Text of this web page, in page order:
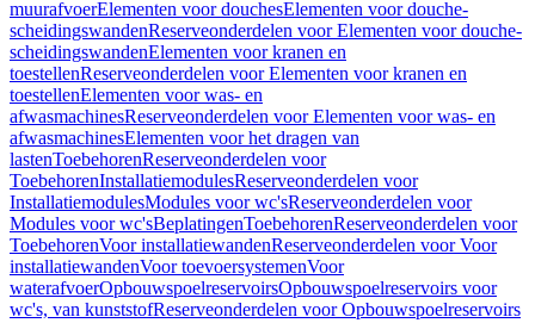
muurafvoerElementen voor douchesElementen voor douche-
scheidingswandenReserveonderdelen voor Elementen voor douche-
scheidingswandenElementen voor kranen en
toestellenReserveonderdelen voor Elementen voor kranen en
toestellenElementen voor was- en
afwasmachinesReserveonderdelen voor Elementen voor was- en
afwasmachinesElementen voor het dragen van
lastenToebehorenReserveonderdelen voor
ToebehorenInstallatiemodulesReserveonderdelen voor
InstallatiemodulesModules voor wc'sReserveonderdelen voor
Modules voor wc'sBeplatingenToebehorenReserveonderdelen voor
ToebehorenVoor installatiewandenReserveonderdelen voor Voor
installatiewandenVoor toevoersystemenVoor
waterafvoerOpbouwspoelreservoirsOpbouwspoelreservoirs voor
wc's, van kunststofReserveonderdelen voor Opbouwspoelreservoirs